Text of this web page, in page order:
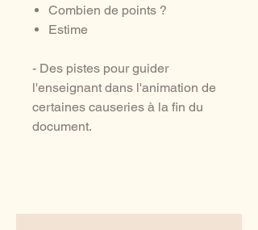
Combien de points ?
Estime
- Des pistes pour guider
l'enseignant dans l'animation de
certaines causeries à la fin du
document.